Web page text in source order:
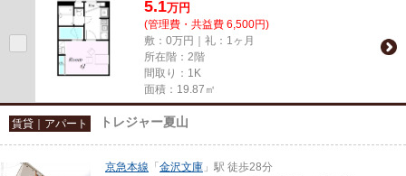
5.1万円
(管理費・共益費 6,500円)
敷：0万円｜礼：1ヶ月
所在階：2階
間取り：1K
面積：19.87㎡
賃貸｜アパート トレジャー夏山
京急本線 「 金沢文庫 」駅 徒歩28分